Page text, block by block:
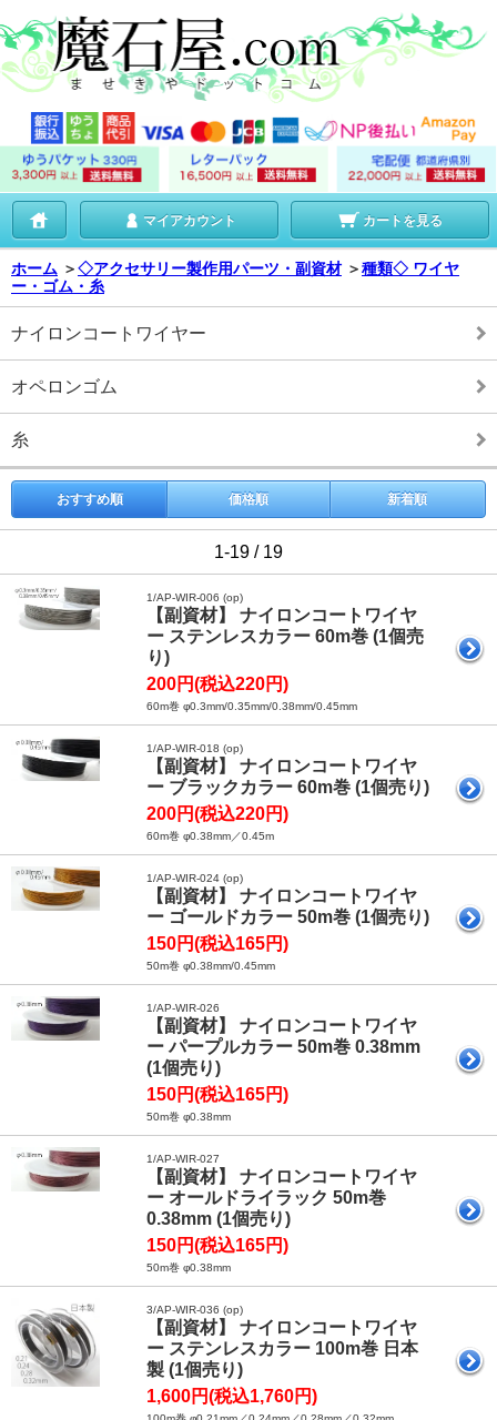
マイアカウント カートを見る
ホーム ＞◇アクセサリー製作用パーツ・副資材 ＞種類◇ ワイヤ
ー・ゴム・糸
ナイロンコートワイヤー
オペロンゴム
糸
おすすめ順 価格順 新着順
1-19 / 19
1/AP-WIR-006 (op)
【副資材】 ナイロンコートワイヤ
ー ステンレスカラー 60m巻 (1個売
り)
200円(税込220円)
60m巻 φ0.3mm/0.35mm/0.38mm/0.45mm
1/AP-WIR-018 (op)
【副資材】 ナイロンコートワイヤ
ー ブラックカラー 60m巻 (1個売り)
200円(税込220円)
60m巻 φ0.38mm／0.45m
1/AP-WIR-024 (op)
【副資材】 ナイロンコートワイヤ
ー ゴールドカラー 50m巻 (1個売り)
150円(税込165円)
50m巻 φ0.38mm/0.45mm
1/AP-WIR-026
【副資材】 ナイロンコートワイヤ
ー パープルカラー 50m巻 0.38mm
(1個売り)
150円(税込165円)
50m巻 φ0.38mm
1/AP-WIR-027
【副資材】 ナイロンコートワイヤ
ー オールドライラック 50m巻
0.38mm (1個売り)
150円(税込165円)
50m巻 φ0.38mm
3/AP-WIR-036 (op)
【副資材】 ナイロンコートワイヤ
ー ステンレスカラー 100m巻 日本
製 (1個売り)
1,600円(税込1,760円)